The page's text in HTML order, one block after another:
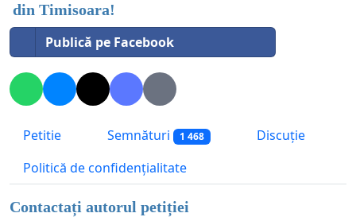
din Timisoara!
Publică pe Facebook
Petitie Semnături 1 468
Discuție
Politică de confidențialitate
Contactați autorul petiției